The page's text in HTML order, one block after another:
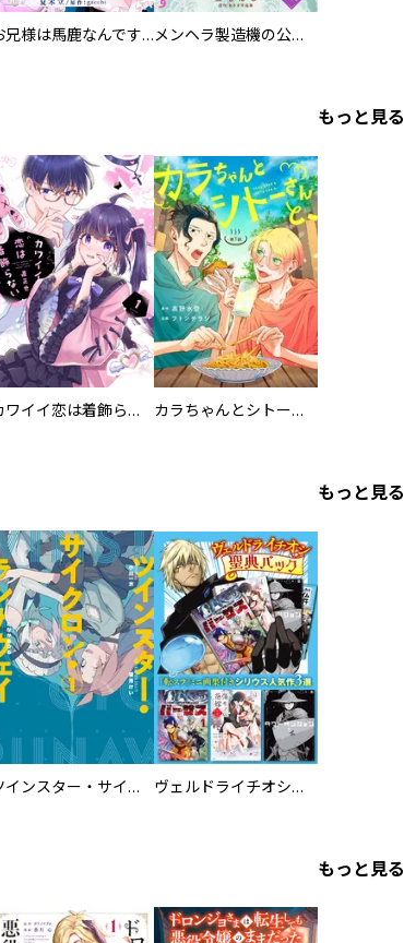
お兄様は馬鹿なんですか？～地味王女は婚約破棄に巻き込まれる～ メンヘラ製造機の公爵令息（過保護）が溺愛してきます
もっと見る
カワイイ恋は着飾らない カラちゃんとシトーさんと、 【分冊版】
もっと見る
ツインスター・サイクロン・ランナウェイ ヴェルドライチオシ聖典パック 『転スラ』ミニ画集付き シリウス人気作３選
もっと見る